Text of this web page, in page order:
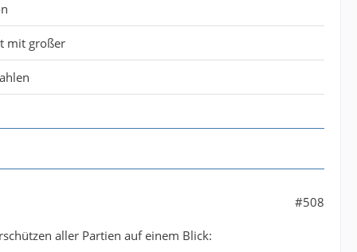
mit großer
#508
aller Partien auf einem Blick: